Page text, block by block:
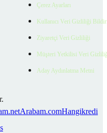
Çerez Ayarları
Kullanıcı Veri Gizliliği
Ziyaretçi Veri Gizliliği
Müşteri Yetkilisi Veri
Aday Aydınlatma Metni
Arabam.comHangikredi